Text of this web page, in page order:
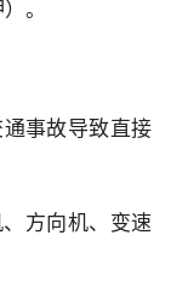
。
事故导致直接
方向机、变速